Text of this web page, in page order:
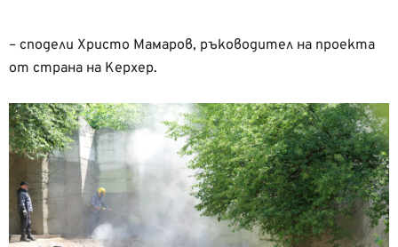
– сподели Христо Мамаров, ръководител на проекта
от страна на Керхер.